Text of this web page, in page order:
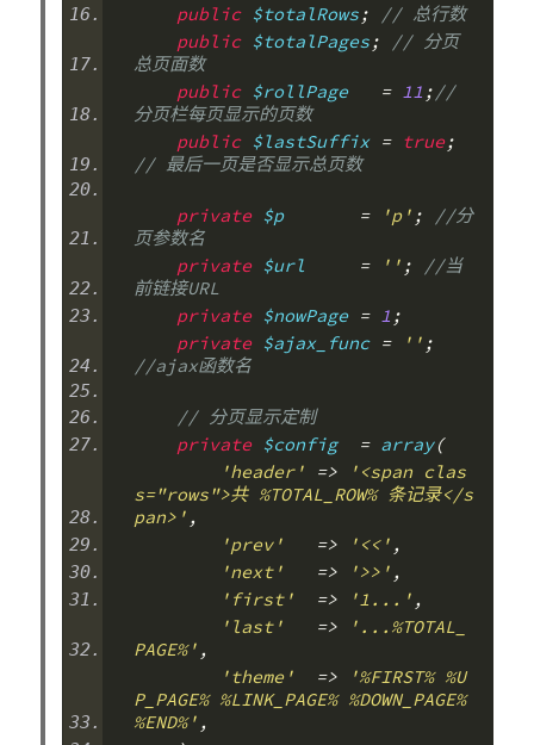
public $totalRows;
// 总行数
public $totalPages;
// 分页
总页面数
public $rollPage = 11 ;//
分页栏每页显示的页数
public $lastSuffix = true;
// 最后一页是否显示总页数
private $p = 'p' ;
//分
页参数名
private $url = '' ;
//当
前链接URL
private $nowPage = 1 ;
private $ajax_func = '' ;
//ajax函数名
// 分页显示定制
private $config = array(
'header'
=>
'<span clas
s="rows">共 %TOTAL_ROW% 条记录</s
pan>' ,
'prev'
=> '<<' ,
'next'
=> '>>' ,
'first'
=> '1...' ,
'last'
=>
'...%TOTAL_
PAGE%' ,
'theme'
=>
'%FIRST% %U
P_PAGE% %LINK_PAGE% %DOWN_PAGE%
%END%' ,